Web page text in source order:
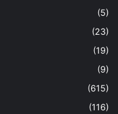
(5)
(23)
(19)
(9)
(615)
(116)